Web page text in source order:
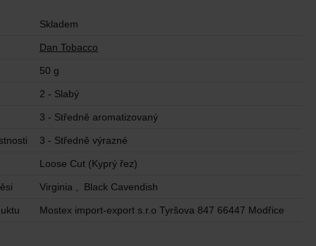
Skladem
Dan Tobacco
50 g
2 - Slabý
3 - Středně aromatizovaný
3 - Středně výrazné
Loose Cut (Kyprý řez)
Virginia , Black Cavendish
Mostex import-export s.r.o Tyršova 847 66447 Modřice